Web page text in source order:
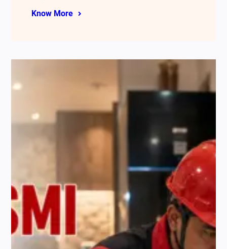
Know More